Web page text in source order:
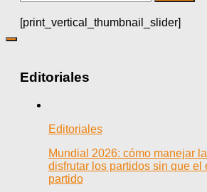
[print_vertical_thumbnail_slider]
Editoriales
Editoriales
Mundial 2026: cómo manejar
disfrutar los partidos sin que el
partido